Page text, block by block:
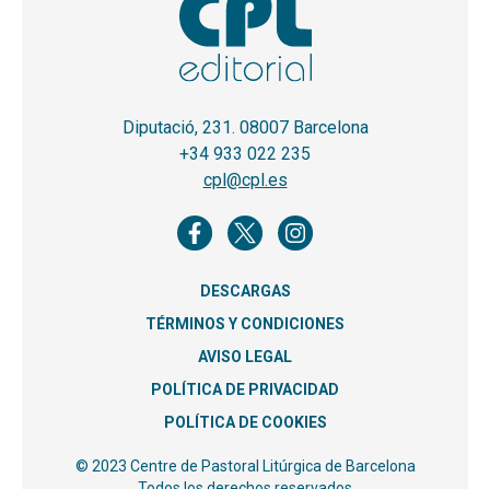
Diputació, 231. 08007 Barcelona
+34 933 022 235
cpl@cpl.es
DESCARGAS
TÉRMINOS Y CONDICIONES
AVISO LEGAL
POLÍTICA DE PRIVACIDAD
POLÍTICA DE COOKIES
© 2023 Centre de Pastoral Litúrgica de Barcelona